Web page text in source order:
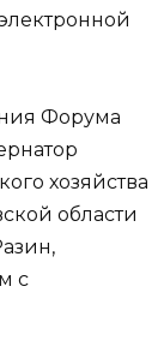
Форума
хозяйства
области
с